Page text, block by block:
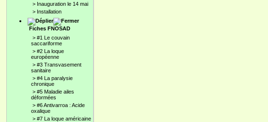
> Inauguration le 14 mai
> Installation
Fiches FNOSAD
> #1 Le couvain
saccariforme
> #2 La loque
européenne
> #3 Transvasement
sanitaire
> #4 La paralysie
chronique
> #5 Maladie ailes
déformées
> #6 Antivarroa : Acide
oxalique
> #7 La loque américaine